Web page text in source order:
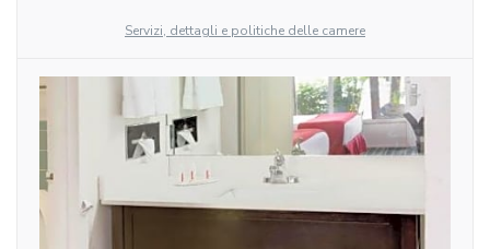
Servizi, dettagli e politiche delle camere